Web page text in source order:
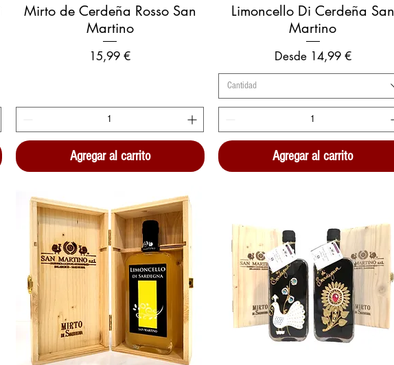
Vista rápida
Mirto de Cerdeña Rosso San
Martino
Precio
15,99 €
Agregar al carrito
Vista rápida
Limoncello Di Cerdeña San
Martino
Desde 14,99 €
Precio de oferta
Cantidad
Agregar al carrito